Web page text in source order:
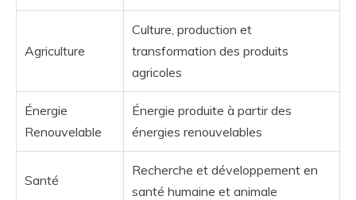
Agriculture
Culture, production et
transformation des produits
agricoles
Énergie
Renouvelable
Énergie produite à partir des
énergies renouvelables
Santé
Recherche et développement en
santé humaine et animale